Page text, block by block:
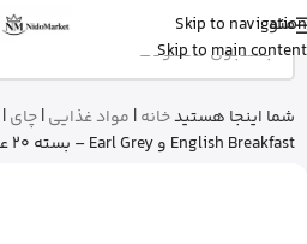
Skip to navigation
Skip to main content
منو
شما اینجا هستیدخانه| مواد غذایی|چای|
English Breakfast و Earl Grey – بسته 20 عددی
sinaاز اصفهان
قرص ول من اورجینال رو خرید کرد